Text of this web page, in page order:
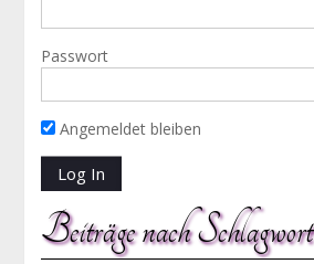
Passwort
Angemeldet bleiben
Beiträge nach Schlagwort